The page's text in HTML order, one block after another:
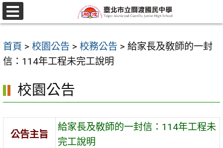
跳
至
要
內
區
選
單
首頁 > 校園公告 > 校務公告 > 給家長及敎師的一封
信：114年工程未完工說明
校園公告
公告主旨
給家長及敎師的一封信：114年工程未
完工說明